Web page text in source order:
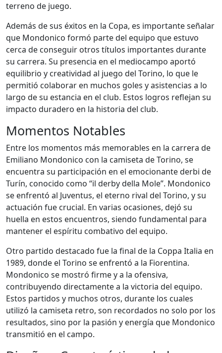
terreno de juego.
Además de sus éxitos en la Copa, es importante señalar
que Mondonico formó parte del equipo que estuvo
cerca de conseguir otros títulos importantes durante
su carrera. Su presencia en el mediocampo aportó
equilibrio y creatividad al juego del Torino, lo que le
permitió colaborar en muchos goles y asistencias a lo
largo de su estancia en el club. Estos logros reflejan su
impacto duradero en la historia del club.
Momentos Notables
Entre los momentos más memorables en la carrera de
Emiliano Mondonico con la camiseta de Torino, se
encuentra su participación en el emocionante derbi de
Turín, conocido como “il derby della Mole”. Mondonico
se enfrentó al Juventus, el eterno rival del Torino, y su
actuación fue crucial. En varias ocasiones, dejó su
huella en estos encuentros, siendo fundamental para
mantener el espíritu combativo del equipo.
Otro partido destacado fue la final de la Coppa Italia en
1989, donde el Torino se enfrentó a la Fiorentina.
Mondonico se mostró firme y a la ofensiva,
contribuyendo directamente a la victoria del equipo.
Estos partidos y muchos otros, durante los cuales
utilizó la camiseta retro, son recordados no solo por los
resultados, sino por la pasión y energía que Mondonico
transmitió en el campo.